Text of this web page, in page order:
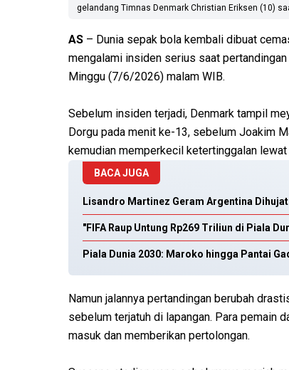
gelandang Timnas Denmark Christian Eriksen (10)
AS – Dunia sepak bola kembali dibuat
mengalami insiden serius saat
Minggu (7/6/2026) malam WIB.
Sebelum insiden terjadi, Denmark tampil
Dorgu pada menit ke-13, sebelum Joakim
kemudian memperkecil ketertinggalan
BACA JUGA
Lisandro Martinez Geram Argentina
"FIFA Raup Untung Rp269 Triliun di Piala
Piala Dunia 2030: Maroko hingga Pantai
Namun jalannya pertandingan berubah
sebelum terjatuh di lapangan. Para pemain
masuk dan memberikan pertolongan.